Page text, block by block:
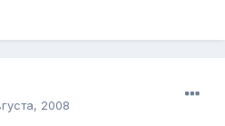
2008